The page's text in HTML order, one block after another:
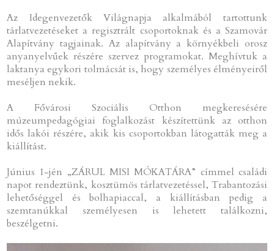
Az Idegenvezetők Világnapja alkalmából tartottunk
tárlatvezetéseket a regisztrált csoportoknak és a Szamovár
Alapítvány tagjainak. Az alapítvány a környékbeli orosz
anyanyelvűek részére szervez programokat. Meghívtuk a
laktanya egykori tolmácsát is, hogy személyes élményeiről
meséljen nekik.
A Fővárosi Szociális Otthon megkeresésére
múzeumpedagógiai foglalkozást készítettünk az otthon
idős lakói részére, akik kis csoportokban látogatták meg a
kiállítást.
Június 1-jén „ZÁRUL MISI MÓKATÁRA” címmel családi
napot rendeztünk, kosztümös tárlatvezetéssel, Trabantozási
lehetőséggel és bolhapiaccal, a kiállításban pedig a
szemtanúkkal személyesen is lehetett találkozni,
beszélgetni.